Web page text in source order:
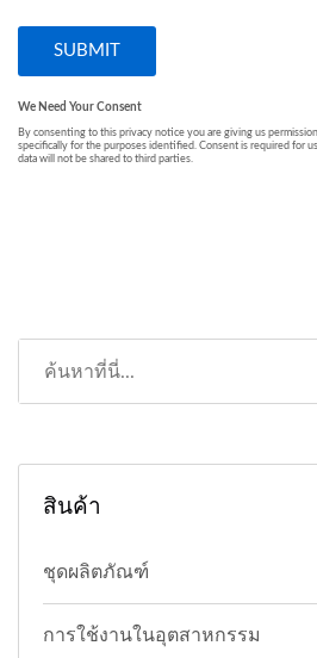
สินค้า
ชุดผลิตภัณฑ์
การใช้งานในอุตสาหกรรม